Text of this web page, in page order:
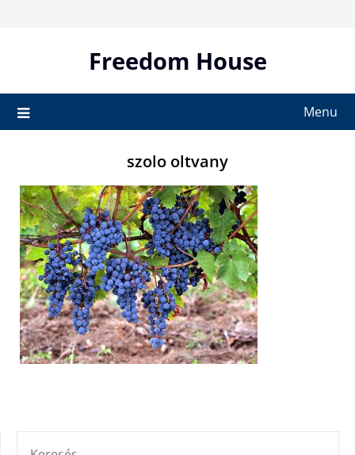
Freedom House
Menu
szolo oltvany